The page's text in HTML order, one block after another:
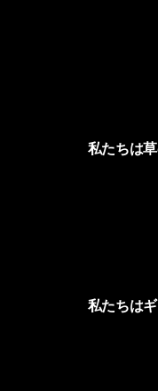
私たちは
私たちは